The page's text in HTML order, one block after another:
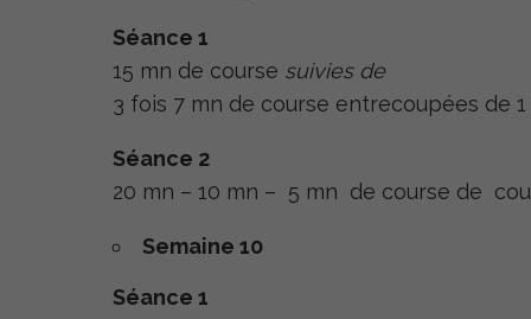
Séance 1
15 mn de course suivies de
3 fois 7 mn de course entrecoupées de
Séance 2
20 mn – 10 mn – 5 mn de course de
Semaine 10
Séance 1